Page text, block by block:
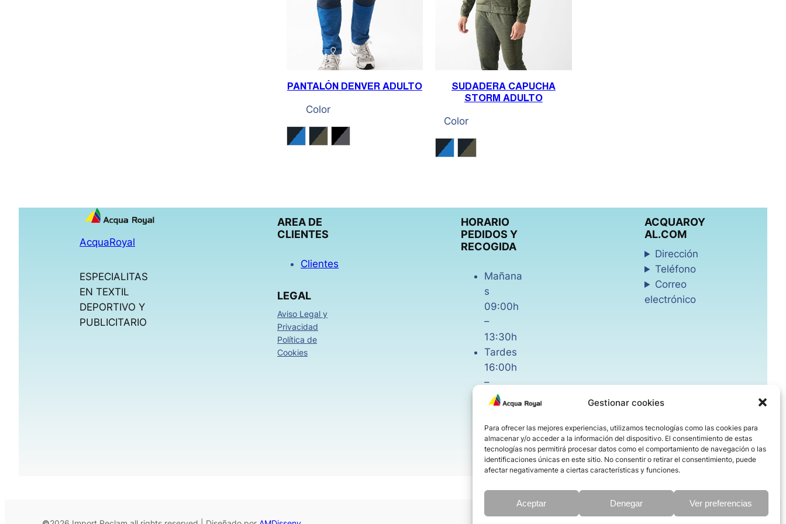
Gestionar cookies
Para ofrecer las mejores experiencias, utilizamos tecnologías como las cookies para
almacenar y/o acceder a la información del dispositivo. El consentimiento de estas
tecnologías nos permitirá procesar datos como el comportamiento de navegación o las
identificaciones únicas en este sitio. No consentir o retirar el consentimiento, puede
afectar negativamente a ciertas características y funciones.
Aceptar Denegar Ver preferencias
PANTALÓN DENVER ADULTO
Color
Azul Melange / Azul
Kaki Melange / Kaki
Negro / Gris Oscuro Melange
SUDADERA CAPUCHA
STORM ADULTO
Color
Azul Melange / Azul
Kaki Melange / Kaki
AcquaRoyal
ESPECIALITAS
EN TEXTIL
DEPORTIVO Y
PUBLICITARIO
AREA DE
CLIENTES
Clientes
LEGAL
Aviso Legal y
Privacidad
Política de
Cookies
HORARIO
PEDIDOS Y
RECOGIDA
Mañana
s
09:00h
–
13:30h
Tardes
16:00h
–
18:30h
08:00h
–
14:00h
ACQUAROY
AL.COM
Dirección
Teléfono
Correo
electrónico